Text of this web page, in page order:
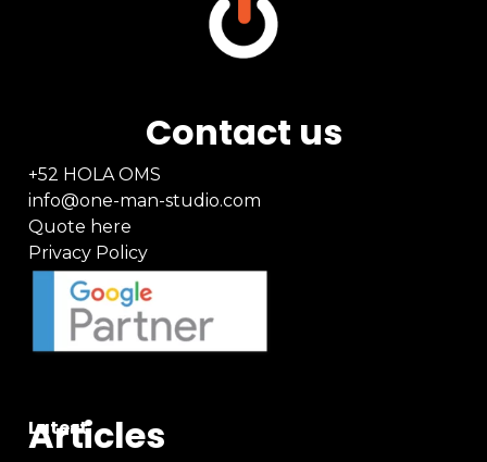
Contact us
+52 HOLA OMS
info@one-man-studio.com
Quote here
Privacy Policy
Latest
Articles